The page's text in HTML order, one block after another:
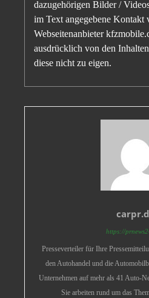
dazugehörigen Bilder /
im Text angegebene
Webseitenanbieter
ausdrücklich von den
diese nicht zu eigen.
https://
Presseverteiler für Ihre
den Autohandel und die
Unternehmen auf mehr als 41 Auto-
Sie arbeiten rund um das